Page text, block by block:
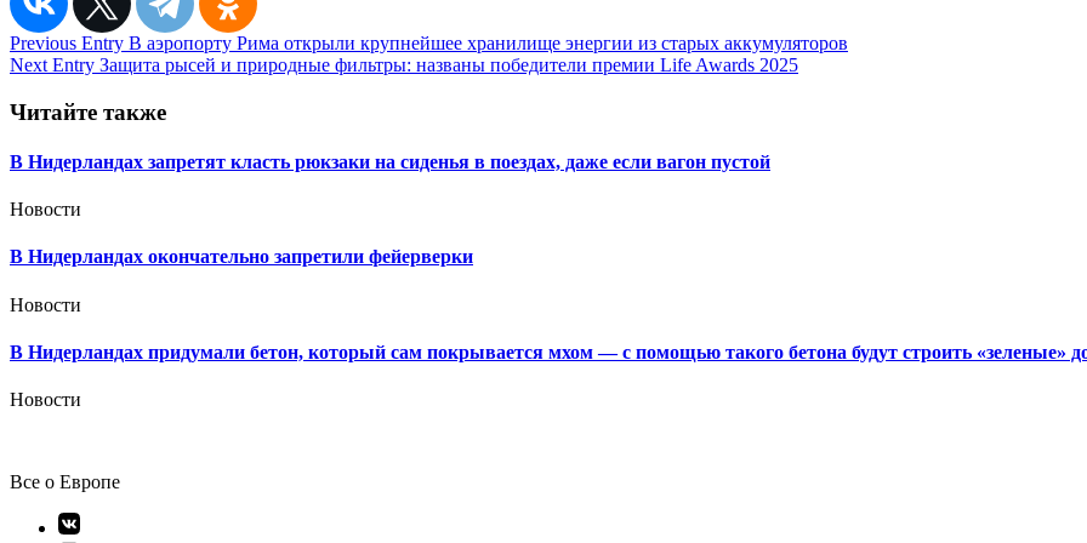
Навигация
по
записям
Previous Entry В аэропорту Рима открыли крупнейшее хранилище энергии из старых аккумуляторов
Next Entry Защита рысей и природные фильтры: названы победители премии Life Awards 2025
Читайте также
В Нидерландах запретят класть рюкзаки на сиденья в поездах, даже если вагон пустой
Новости
В Нидерландах окончательно запретили фейерверки
Новости
В Нидерландах придумали бетон, который сам покрывается мхом — с помощью такого бетона будут строить «зеленые»
Новости
Все о Европе
Элемент